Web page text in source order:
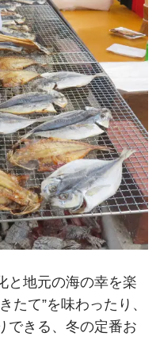
と地元の海の幸を楽
たて”を味わったり、
できる、冬の定番お